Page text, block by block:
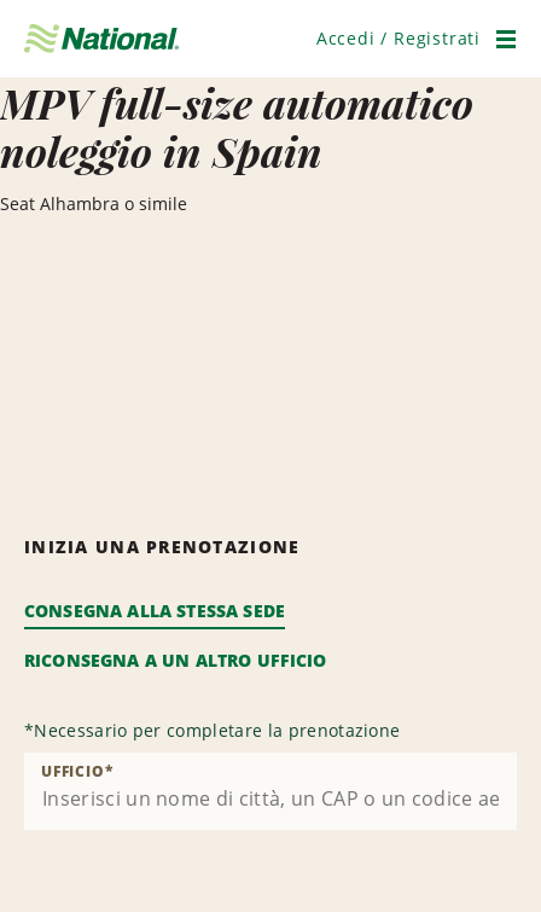
navigazione
Accedi / Registrati
MPV full-size automatico
noleggio in Spain
Seat Alhambra o simile
INIZIA UNA PRENOTAZIONE
CONSEGNA ALLA STESSA SEDE
RICONSEGNA A UN ALTRO UFFICIO
*Necessario per completare la prenotazione
UFFICIO*